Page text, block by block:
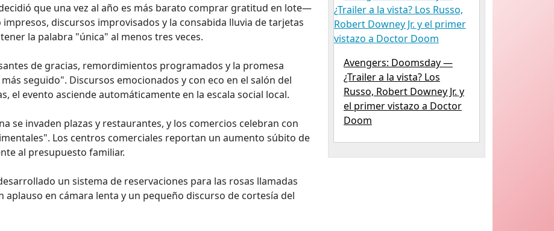
que una vez al año es más barato comprar gratitud en lote—
discursos improvisados y la consabida lluvia de tarjetas
la palabra "única" al menos tres veces.
de gracias, remordimientos programados y la promesa
seguido". Discursos emocionados y con eco en el salón del
el evento asciende automáticamente en la escala social local.
se invaden plazas y restaurantes, y los comercios celebran con
Los centros comerciales reportan un aumento súbito de
al presupuesto familiar.
un sistema de reservaciones para las rosas llamadas
aplauso en cámara lenta y un pequeño discurso de cortesía del
Avengers: Doomsday —
¿Trailer a la vista? Los
Russo, Robert Downey Jr. y
el primer vistazo a Doctor
Doom